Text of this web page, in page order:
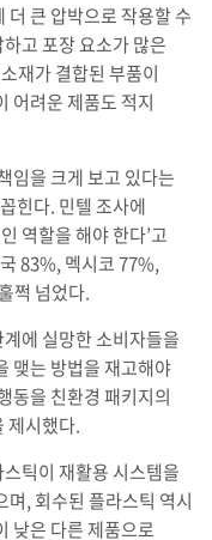
더 큰 압박으로 작용할 수
고 포장 요소가 많은
재가 결합된 부품이
어려운 제품도 적지
임을 크게 보고 있다는
힌다. 민텔 조사에
역할을 해야 한다’고
83%, 멕시코 77%,
쩍 넘었다.
에 실망한 소비자들을
맺는 방법을 재고해야
동을 친환경 패키지의
제시했다.
틱이 재활용 시스템을
, 회수된 플라스틱 역시
낮은 다른 제품으로